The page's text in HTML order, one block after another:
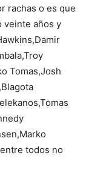
rachas o es que
veinte años y
Tomas,Josh
todos no